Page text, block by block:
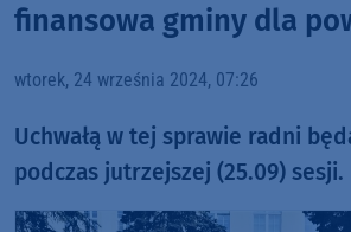
finansowa gminy dla
wtorek, 24 września 2024, 07:26
Uchwałą w tej sprawie radni
podczas jutrzejszej (25.09) sesji.